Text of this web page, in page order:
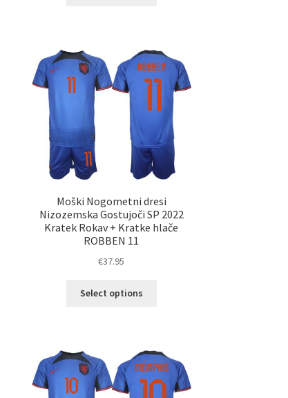
Možnosti
lahko
izberete
na
strani
izdelka
Moški Nogometni dresi
Nizozemska Gostujoči SP 2022
Kratek Rokav + Kratke hlače
ROBBEN 11
€37.95
Select options
Možnosti
lahko
izberete